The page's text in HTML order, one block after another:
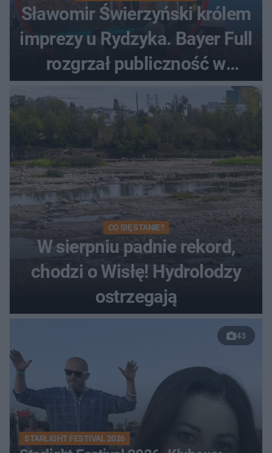
Sławomir Świerzyński królem
imprezy u Rydzyka. Bayer Full
rozgrzał publiczność w
Toruniu
CO SIĘ STANIE?
W sierpniu padnie rekord,
chodzi o Wisłę! Hydrolodzy
ostrzegają
43
STARLIGHT FESTIVAL 2026